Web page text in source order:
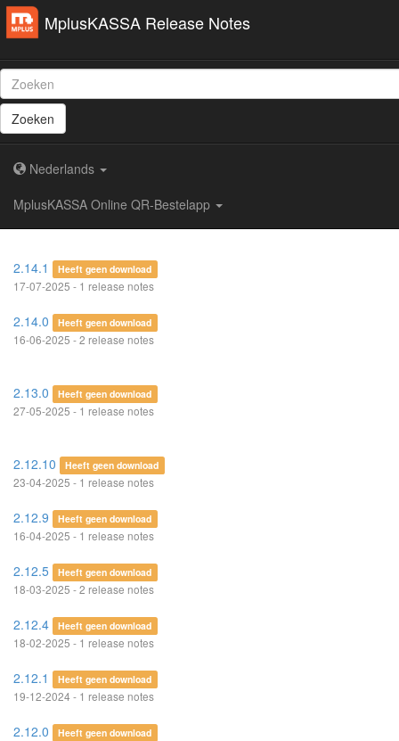
MplusKASSA Release Notes
Zoeken
Nederlands
MplusKASSA Online QR-Bestelapp
2.14.1 Heeft geen download
17-07-2025 - 1 release notes
2.14.0 Heeft geen download
16-06-2025 - 2 release notes
2.13.0 Heeft geen download
27-05-2025 - 1 release notes
2.12.10 Heeft geen download
23-04-2025 - 1 release notes
2.12.9 Heeft geen download
16-04-2025 - 1 release notes
2.12.5 Heeft geen download
18-03-2025 - 2 release notes
2.12.4 Heeft geen download
18-02-2025 - 1 release notes
2.12.1 Heeft geen download
19-12-2024 - 1 release notes
2.12.0 Heeft geen download